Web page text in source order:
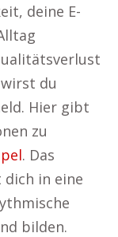
deine E-
du
Hier gibt
zu
. Das
dich in eine
bilden.